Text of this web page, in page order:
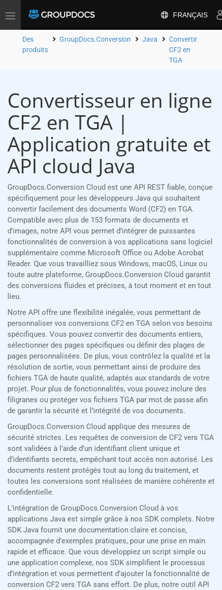
Toggle
FRANÇAIS
Des
produits
GroupDocs.Conversion Java
Convertir
CF2 en
TGA
Convertisseur en ligne
CF2 en TGA |
Application gratuite et
API cloud Java
GroupDocs.Conversion Cloud est une API REST fiable, conçue
spécifiquement pour les développeurs Java qui souhaitent
convertir facilement des documents Word (CF2) en TGA.
Compatible avec plus de 153 formats de documents et
d’images, notre API vous permet d’intégrer de puissantes
fonctionnalités de conversion à vos applications sans logiciel
supplémentaire comme Microsoft Office ou Adobe Acrobat
Reader. Que vous travailliez sous Windows, macOS, Linux ou
toute autre plateforme, GroupDocs.Conversion Cloud garantit
des conversions fluides et précises, à tout moment et en tout
lieu.
Notre API offre une flexibilité inégalée, vous permettant de
personnaliser vos conversions CF2 en TGA selon vos besoins
spécifiques. Vous pouvez convertir des documents entiers,
sélectionner des pages spécifiques ou définir des plages de
pages personnalisées. De plus, vous contrôlez la qualité et la
résolution de sortie, vous permettant ainsi de produire des
fichiers TGA de haute qualité, adaptés aux standards de votre
projet. Pour plus de fonctionnalités, vous pouvez inclure des
filigranes ou protéger vos fichiers TGA par mot de passe afin
de garantir la sécurité et l’intégrité de vos documents.
GroupDocs.Conversion Cloud applique des mesures de
sécurité strictes. Les requêtes de conversion de CF2 vers TGA
sont validées à l’aide d’un identifiant client unique et
d’identifiants secrets, empêchant tout accès non autorisé. Les
documents restent protégés tout au long du traitement, et
toutes les conversions sont réalisées de manière cohérente et
confidentielle.
L’intégration de GroupDocs.Conversion Cloud à vos
applications Java est simple grâce à nos SDK complets. Notre
SDK Java fournit une documentation claire et concise,
accompagnée d’exemples pratiques, pour une prise en main
rapide et efficace. Que vous développiez un script simple ou
une application complexe, nos SDK simplifient le processus
d’intégration et vous permettent d’ajouter la fonctionnalité de
conversion CF2 vers TGA sans effort. De plus, notre outil API